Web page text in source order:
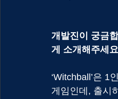
개발진이 궁금
게 소개해주세
‘Witchball’은 1
게임인데, 출시